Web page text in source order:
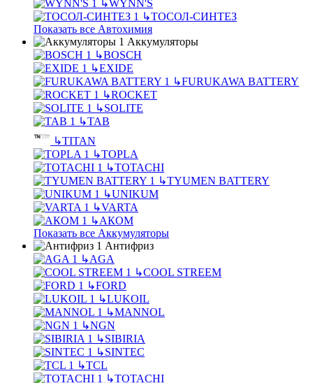
↳WYNN'S
↳ТОСОЛ-СИНТЕЗ
Показать все Автохимия
Аккумуляторы
↳BOSCH
↳EXIDE
↳FURUKAWA BATTERY
↳ROCKET
↳SOLITE
↳TAB
↳TITAN
↳TOPLA
↳TOTACHI
↳TYUMEN BATTERY
↳UNIKUM
↳VARTA
↳АКОМ
Показать все Аккумуляторы
Антифриз
↳AGA
↳COOL STREEM
↳FORD
↳LUKOIL
↳MANNOL
↳NGN
↳SIBIRIA
↳SINTEC
↳TCL
↳TOTACHI